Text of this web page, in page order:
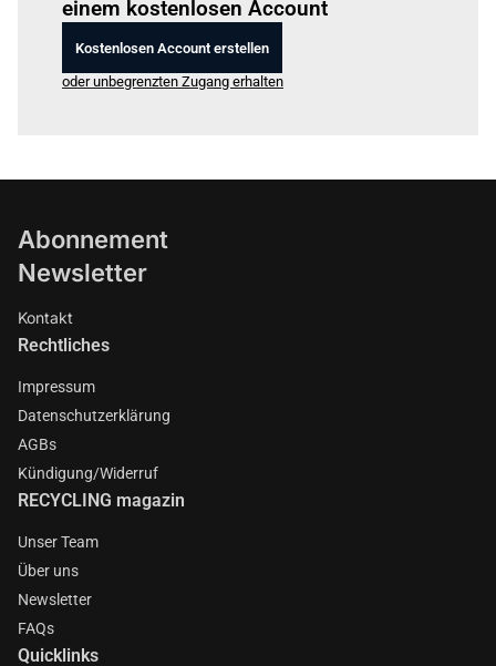
einem kostenlosen Account
Kostenlosen Account erstellen
oder unbegrenzten Zugang erhalten
Abonnement
Newsletter
Kontakt
Rechtliches
Impressum
Datenschutzerklärung
AGBs
Kündigung/Widerruf
RECYCLING magazin
Unser Team
Über uns
Newsletter
FAQs
Quicklinks